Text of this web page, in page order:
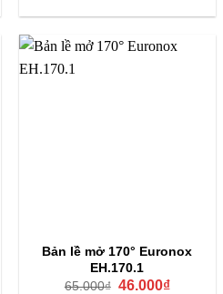
là:
tại
17.000₫.
Bản lề mở 170° Euronox
EH.170.1
65.000₫ Giá
46.000₫Giá